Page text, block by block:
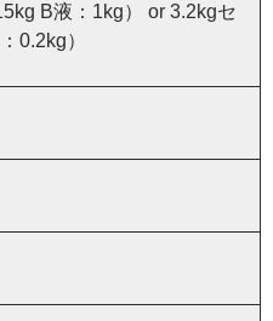
B液：1kg） or 3.2kgセ
0.2kg）